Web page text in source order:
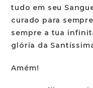
tudo em seu
curado para
sempre a tua
glória da
Amém!